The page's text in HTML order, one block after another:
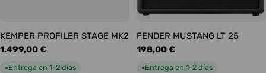
KEMPER PROFILER STAGE MK2
Precio
habitual
1.499,00 €
●Entrega en 1-2 días
FENDER MUSTANG LT 25
Precio
habitual
198,00 €
●Entrega en 1-2 días